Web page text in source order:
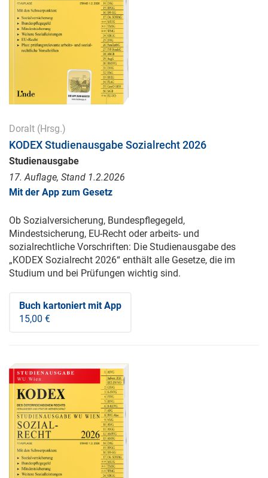
Doralt (Hrsg.)
KODEX Studienausgabe Sozialrecht 2026
Studienausgabe
17. Auflage, Stand 1.2.2026
Mit der App zum Gesetz
Ob Sozialversicherung, Bundespflegegeld,
Mindestsicherung, EU-Recht oder arbeits- und
sozialrechtliche Vorschriften: Die Studienausgabe des
„KODEX Sozialrecht 2026“ enthält alle Gesetze, die im
Studium und bei Prüfungen wichtig sind.
Buch kartoniertmit App
15,00 €